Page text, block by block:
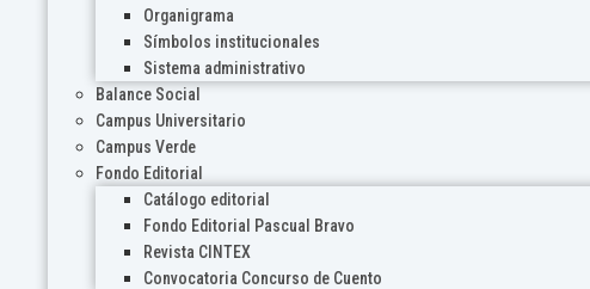
Organigrama
Símbolos institucionales
Sistema administrativo
Balance Social
Campus Universitario
Campus Verde
Fondo Editorial
Catálogo editorial
Fondo Editorial Pascual Bravo
Revista CINTEX
Convocatoria Concurso de Cuento